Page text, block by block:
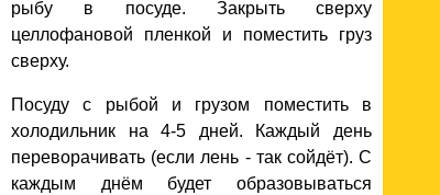
рыбу в посуде. Закрыть сверху
целлофановой пленкой и поместить груз
сверху.
Посуду с рыбой и грузом поместить в
холодильник на 4-5 дней. Каждый день
переворачивать (если лень - так сойдёт). С
каждым днём будет образовываться